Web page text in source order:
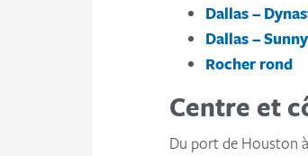
Dallas –
Dallas –
Rocher rond
Centre et
Du port de Houston